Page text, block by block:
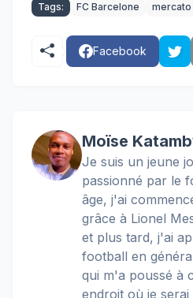
Tags: FC Barcelone mercato
Facebook
Moïse
Je suis un jeune
passionné par le
âge, j'ai
grâce à Lionel
et plus tard, j'ai
football en
qui m'a poussé à
endroit où je